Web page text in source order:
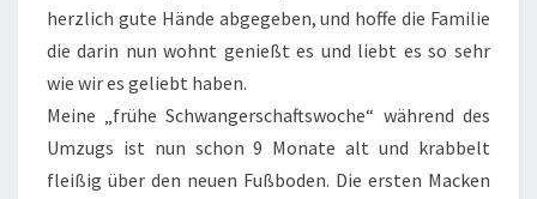
herzlich gute Hände abgegeben, und hoffe die Familie
die darin nun wohnt genießt es und liebt es so sehr
wie wir es geliebt haben.
Meine „frühe Schwangerschaftswoche“ während des
Umzugs ist nun schon 9 Monate alt und krabbelt
fleißig über den neuen Fußboden. Die ersten Macken